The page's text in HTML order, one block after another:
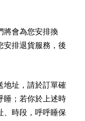
將會為您安排換
安排退貨服務，後
地址，請於訂單確
睡；若你於上述時
、時段，呼呼睡保